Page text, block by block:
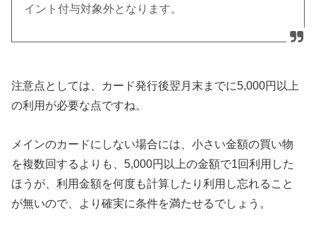
イント付与対象外となります。
注意点としては、カード発行後翌月末までに5,000円以上
の利用が必要な点ですね。
メインのカードにしない場合には、小さい金額の買い物
を複数回するよりも、5,000円以上の金額で1回利用した
ほうが、利用金額を何度も計算したり利用し忘れること
が無いので、より確実に条件を満たせるでしょう。